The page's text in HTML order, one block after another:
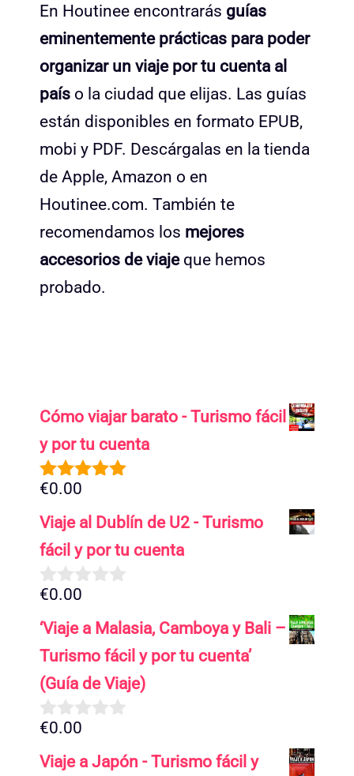
En Houtinee encontrarás guías
eminentemente prácticas para poder
organizar un viaje por tu cuenta al
país o la ciudad que elijas. Las guías
están disponibles en formato EPUB,
mobi y PDF. Descárgalas en la tienda
de Apple, Amazon o en
Houtinee.com. También te
recomendamos los mejores
accesorios de viajeque hemos
probado.
Cómo viajar barato - Turismo fácil
y por tu cuenta
5.00de 5
€0.00
Viaje al Dublín de U2 - Turismo
fácil y por tu cuenta
0
e
5
€0.00
‘Viaje a Malasia, Camboya y Bali –
Turismo fácil y por tu cuenta’
(Guía de Viaje)
0
e
€0.00
Viaje a Japón - Turismo fácil y